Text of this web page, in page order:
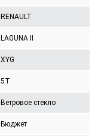
RENAULT
LAGUNA II
XYG
5T
Ветровое стекло
Бюджет